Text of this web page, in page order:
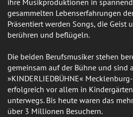
ihre Musikproduktionen in
gesammelten Lebenserfahrungen
Präsentiert werden Songs, die Geist
berühren und beflügeln.
Die beiden Berufsmusiker stehen
gemeinsam auf der Bühne und sind
»KINDERLIEDBÜHNE«
erfolgreich vor allem in
unterwegs. Bis heute waren das
über 3 Millionen Besuchern.